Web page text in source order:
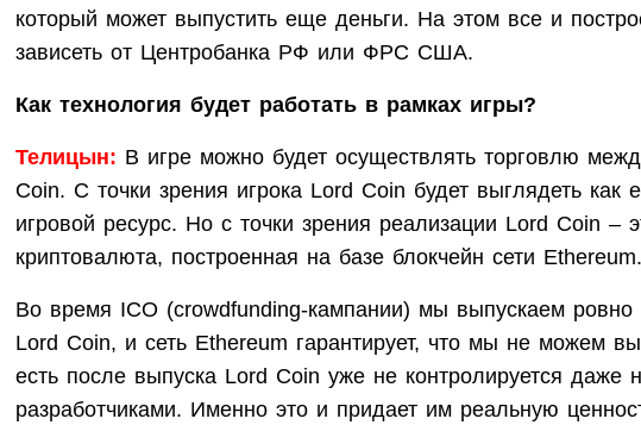
который может выпустить еще деньги. На этом все и
зависеть от Центробанка РФ или ФРС США.
Как технология будет работать в рамках игры?
Телицын: В игре можно будет осуществлять торговлю
Coin. С точки зрения игрока Lord Coin будет выглядеть
игровой ресурс. Но с точки зрения реализации Lord Coin –
криптовалюта, построенная на базе блокчейн сети Ethereum.
Во время ICO (crowdfunding-кампании) мы выпускаем ровно
Lord Coin, и сеть Ethereum гарантирует, что мы не можем
есть после выпуска Lord Coin уже не контролируется даже
разработчиками. Именно это и придает им реальную